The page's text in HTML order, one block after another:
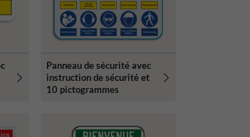
Panneau de sécurité avec
instruction de sécurité et
10 pictogrammes